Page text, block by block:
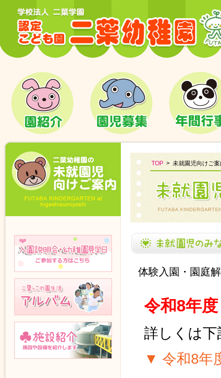
学校法人二葉学園 認定こども園 二葉幼稚園
TOP > 未就園児向けご案
未就園児向けお知らせ
体験入園・園庭
令和8年
詳しくは
▼ 令和8年